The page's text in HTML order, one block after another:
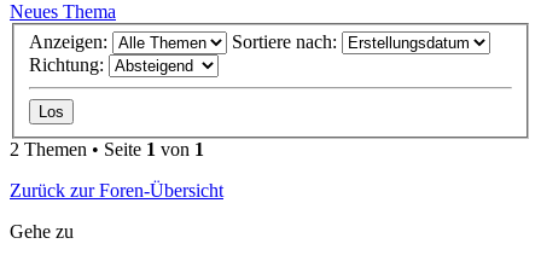
Neues Thema
Anzeigen:
Sortiere nach:
Richtung:
2 Themen • Seite 1 von 1
Zurück zur Foren-Übersicht
Gehe zu